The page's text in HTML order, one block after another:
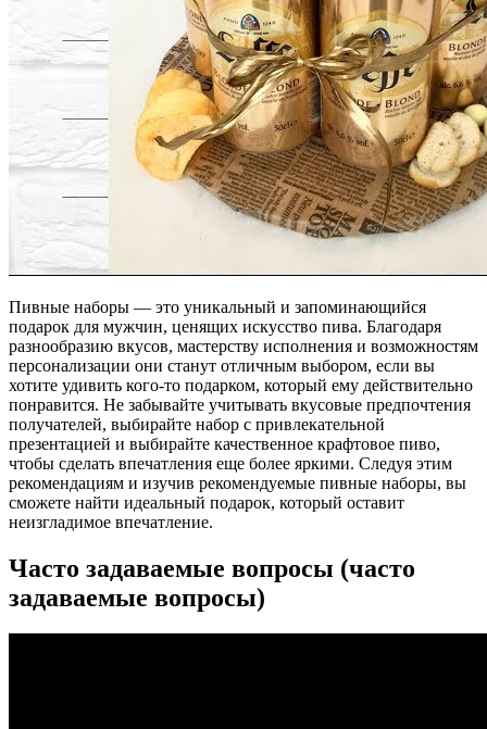
Пивные наборы — это уникальный и запоминающийся
подарок для мужчин, ценящих искусство пива. Благодаря
разнообразию вкусов, мастерству исполнения и возможностям
персонализации они станут отличным выбором, если вы
хотите удивить кого-то подарком, который ему действительно
понравится. Не забывайте учитывать вкусовые предпочтения
получателей, выбирайте набор с привлекательной
презентацией и выбирайте качественное крафтовое пиво,
чтобы сделать впечатления еще более яркими. Следуя этим
рекомендациям и изучив рекомендуемые пивные наборы, вы
сможете найти идеальный подарок, который оставит
неизгладимое впечатление.
Часто задаваемые вопросы (часто
задаваемые вопросы)